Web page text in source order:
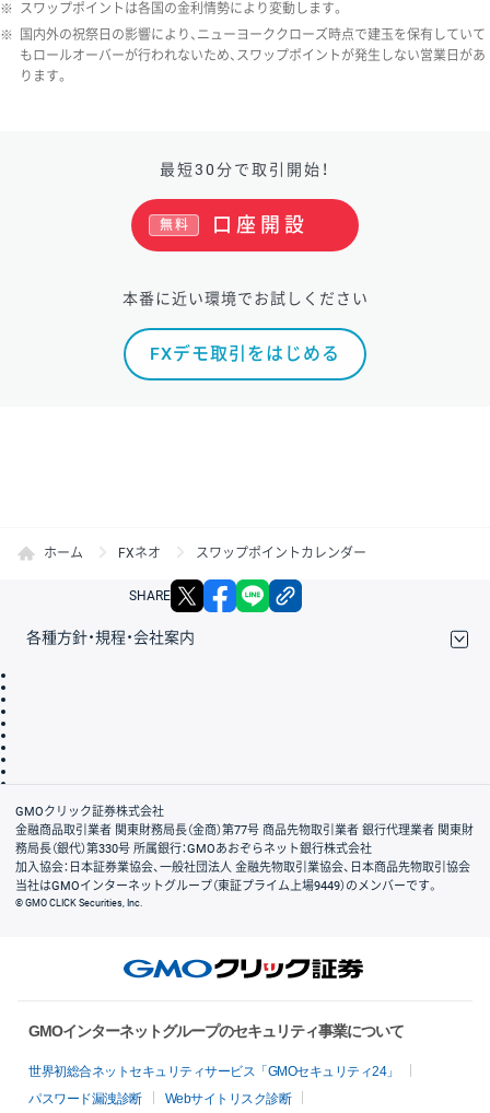
※ スワップポイントは各国の金利情勢により変動します。
※
国内外の祝祭日の影響により、ニューヨーククローズ時点で建玉を保有していて
もロールオーバーが行われないため、スワップポイントが発生しない営業日があ
ります。
最短30分で取引開始！
口座開設
無料
本番に近い環境でお試しください
FXデモ取引をはじめる
ホーム FXネオ スワップポイントカレンダー
SHARE X facebook
各種方針・規程・会社案内
会社案内
GMOクリック証券株式会社
金融商品取引業者 関東財務局長（金商）第77号 商品先物取引業者 銀行代理業者 関東財
務局長（銀代）第330号 所属銀行：GMOあおぞらネット銀行株式会社
加入協会：日本証券業協会、一般社団法人 金融先物取引業協会、日本商品先物取引協会
当社はGMOインターネットグループ（東証プライム上場9449）のメンバーです。
© GMO CLICK Securities, Inc.
GMOインターネットグループのセキュリティ事業について
世界初総合ネットセキュリティサービス「GMOセキュリティ24」
パスワード漏洩診断
Webサイトリスク診断